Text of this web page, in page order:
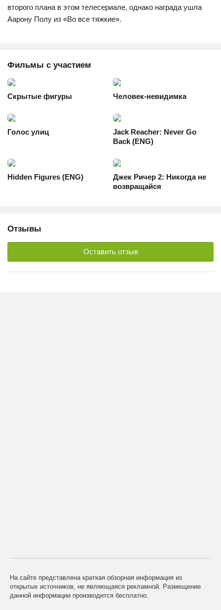
второго плана в этом телесериале, однако награда ушла
Аарону Полу из «Во все тяжкие».
Фильмы с участием
Скрытые фигуры Человек-невидимка
Голос улиц
Jack Reacher: Never Go
Back (ENG)
Hidden Figures (ENG)
Джек Ричер 2: Никогда не
возвращайся
Отзывы
Оставить отзыв
На сайте представлена краткая обзорная информация из
открытых источников, не являющаяся рекламной. Размещение
данной информации производится бесплатно.